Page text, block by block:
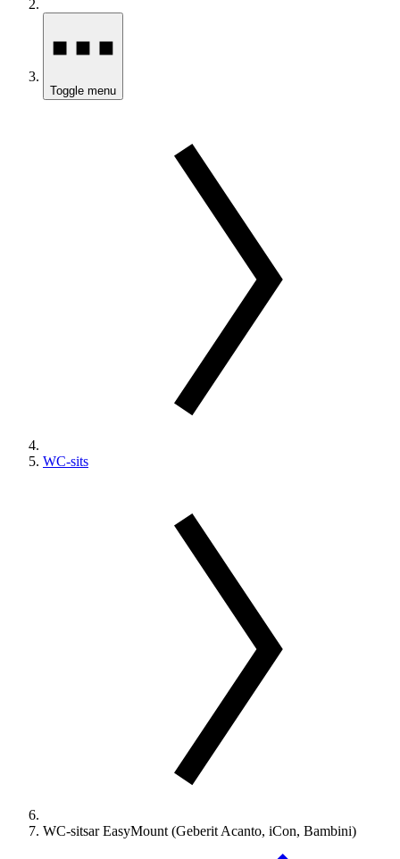
Toggle menu
WC-sits
WC-sitsar EasyMount (Geberit Acanto, iCon, Bambini)